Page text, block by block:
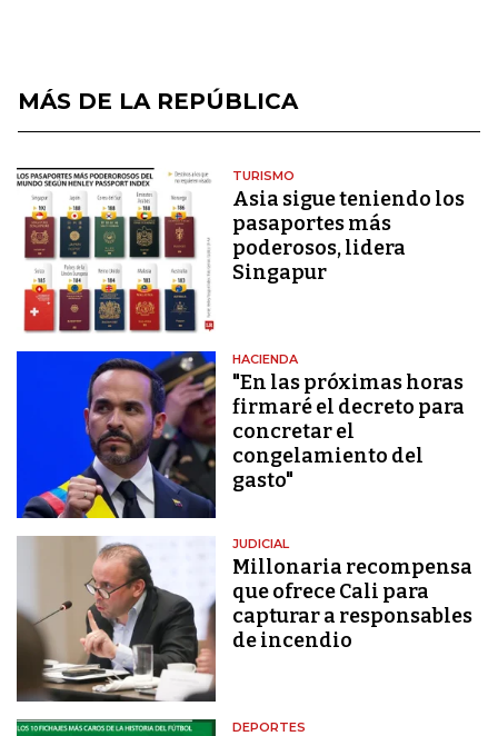
MÁS DE LA REPÚBLICA
TURISMO
Asia sigue teniendo los
pasaportes más
poderosos, lidera
Singapur
HACIENDA
"En las próximas horas
firmaré el decreto para
concretar el
congelamiento del
gasto"
JUDICIAL
Millonaria recompensa
que ofrece Cali para
capturar a responsables
de incendio
DEPORTES